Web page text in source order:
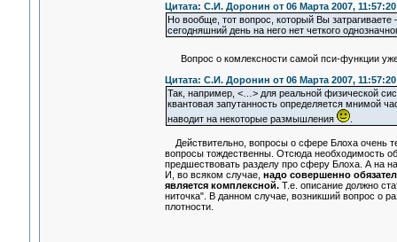
Цитата: С.И. Доронин от 06 Марта 2007, 11:57:20
Но вообще, тот вопрос, который Вы
сегодняшний день на него нет четкого
Вопрос о комлексности самой пси-функции
Цитата: С.И. Доронин от 06 Марта 2007, 11:57:20
Так, например, <…> для реальной физической
квантовая запутанность определяется мнимой
наводит на некоторые размышления
.
Действительно, вопросы о сфере Блоха очень
вопросы тождественны. Отсюда необходимость
предшествовать разделу про сферу Блоха. А на
И, во всяком случае, надо совершенно
является комплексной.Т.е. описание должно
ниточка". В данном случае, возникший вопрос о
плотности.